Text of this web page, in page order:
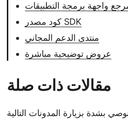
واجهة برمجة التطبيقات
كود مصدر SDK
منتدى الدعم المجاني
عروض توضيحية مباشرة
مقالات ذات صلة